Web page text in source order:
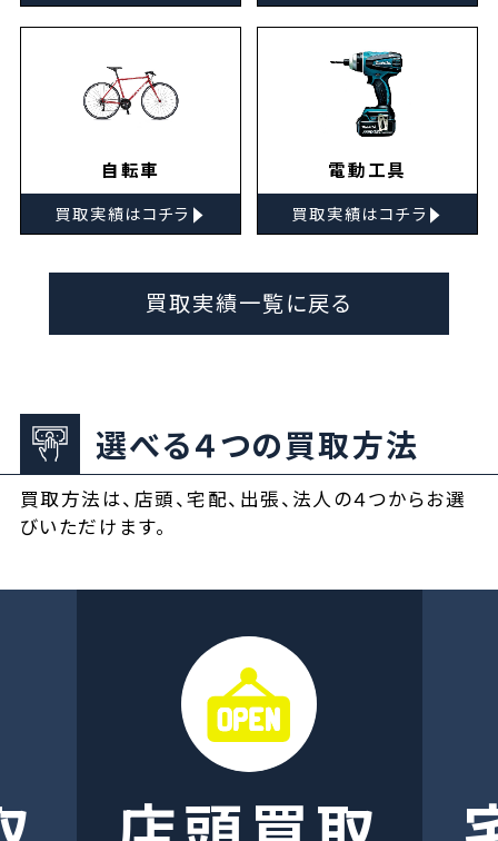
自転車
買取実績はコチラ ▸
電動工具
買取実績はコチラ ▸
買取実績一覧に戻る
選べる４つの買取方法
買取方法は、店頭、宅配、出張、法人の４つからお選
びいただけます。